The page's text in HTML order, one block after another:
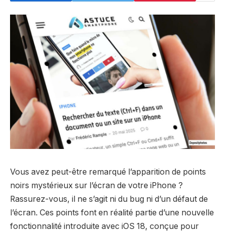
Vous avez peut-être remarqué l’apparition de points
noirs mystérieux sur l’écran de votre iPhone ?
Rassurez-vous, il ne s’agit ni du bug ni d’un défaut de
l’écran. Ces points font en réalité partie d’une nouvelle
fonctionnalité introduite avec iOS 18, conçue pour